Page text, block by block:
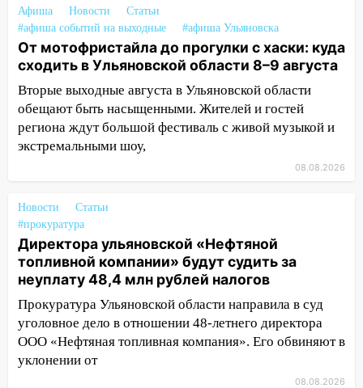
13:08
Ураган ударил по Ульяновску:
сорванные крыши, поваленные деревья,
затопленные улицы и остановившиеся
трамваи
12:17 Ульяновск накрыл крупный град:
после ливня город снова уходит под
воду
12:12
Прокуратура взяла на контроль
12:01 Пьяная женщина сбила
шестилетнего ребёнка на улице
Федерации: возбуждено уголовное дело
11:16
В Ульяновске ищут 37-летнего
мужчину, пропавшего ещё 19 июля
10:30 От мотофристайла до прогулки с
хаски: куда сходить в Ульяновской
Афиша Новости
Статьи
#афиша событий на выходные
#афиша Ульяновска
От мотофристайла до прогулки с хаски: куда
сходить в Ульяновской области 8–9 августа
Вторые выходные августа в Ульяновской области
обещают быть насыщенными. Жителей и гостей
региона ждут большой фестиваль с живой музыкой и
экстремальными шоу,
08.08.2026
Новости
Статьи
#прокуратура
Директора ульяновской «Нефтяной
топливной компании» будут судить за
неуплату 48,4 млн рублей налогов
Прокуратура Ульяновской области направила в суд
уголовное дело в отношении 48-летнего директора
ООО «Нефтяная топливная компания». Его обвиняют в
уклонении от
08.08.2026